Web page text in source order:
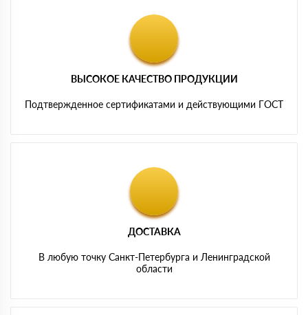
ВЫСОКОЕ КАЧЕСТВО ПРОДУКЦИИ
Подтвержденное сертификатами и действующими ГОСТ
ДОСТАВКА
В любую точку Санкт-Петербурга и Ленинградской
области